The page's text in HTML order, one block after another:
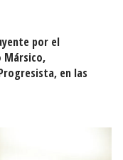
por el
Mársico,
en las